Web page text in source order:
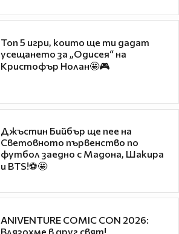
Топ 5 игри, които ще ти дадат
усещането за „Одисея“ на
Кристофър Нолан🤩🎮
Джъстин Бийбър ще пее на
Световното първенство по
футбол заедно с Мадона, Шакира
и BTS!⚽🤩
ANIVENTURE COMIC CON 2026:
Влязохме в друг свят!